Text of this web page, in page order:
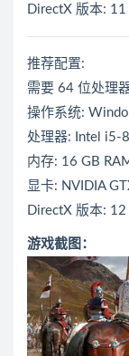
DirectX 版本: 11
推荐配置:
需要 64 位处理
操作系统:
处理器: Intel i5-
内存: 16 GB
显卡: NVIDIA
DirectX 版本: 12
游戏截图：